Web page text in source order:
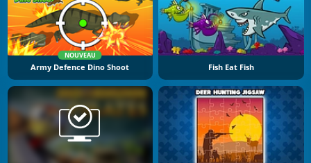
NOUVEAU
Army Defence Dino Shoot Fish Eat Fish